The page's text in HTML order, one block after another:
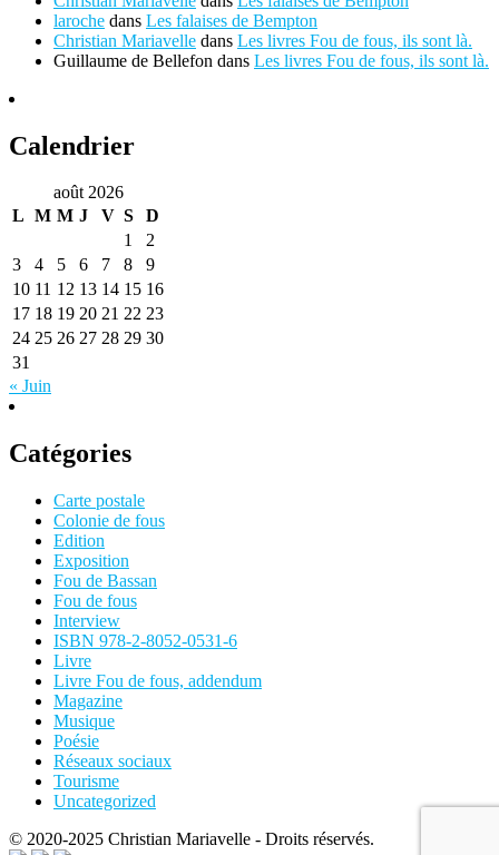
laroche dans Les falaises de Bempton
Christian Mariavelle dans Les livres Fou de fous, ils sont là.
Guillaume de Bellefon dans Les livres Fou de fous, ils sont là.
Calendrier
août 2026
L M M J V S
D
1
2
3
4 5 6 7 8
9
10 11 12 13 14 15 16
17 18 19 20 21 22 23
24 25 26 27 28 29 30
31
« Juin
Catégories
Carte postale
Colonie de fous
Edition
Exposition
Fou de Bassan
Fou de fous
Interview
ISBN 978-2-8052-0531-6
Livre
Livre Fou de fous, addendum
Magazine
Musique
Poésie
Réseaux sociaux
Tourisme
Uncategorized
© 2020-2025 Christian Mariavelle - Droits réservés.